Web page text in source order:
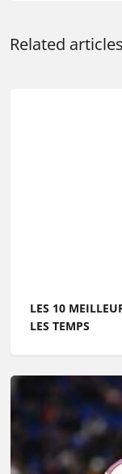
Related articles
LES 10
LES TEMPS